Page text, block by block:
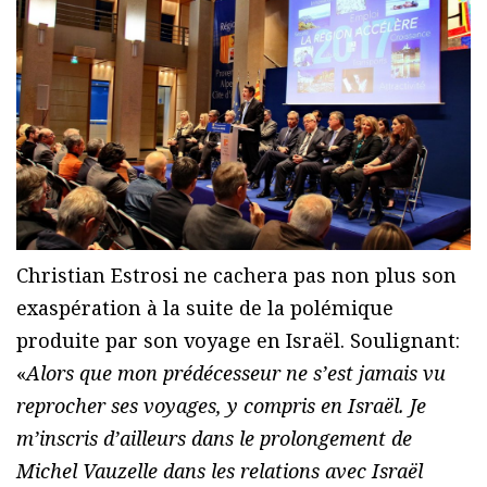
Christian Estrosi ne cachera pas non plus son
exaspération à la suite de la polémique
produite par son voyage en Israël. Soulignant:
«Alors que mon prédécesseur ne s’est jamais vu
reprocher ses voyages, y compris en Israël. Je
m’inscris d’ailleurs dans le prolongement de
Michel Vauzelle dans les relations avec Israël